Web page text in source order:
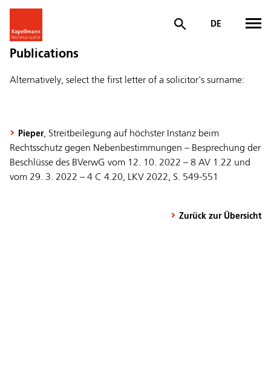
DE
Publications
Alternatively, select the first letter of a solicitor's surname:
Pieper, Streitbeilegung auf höchster Instanz beim
Rechtsschutz gegen Nebenbestimmungen – Besprechung der
Beschlüsse des BVerwG vom 12. 10. 2022 – 8 AV 1.22 und
vom 29. 3. 2022 – 4 C 4.20, LKV 2022, S. 549-551
Zurück zur Übersicht